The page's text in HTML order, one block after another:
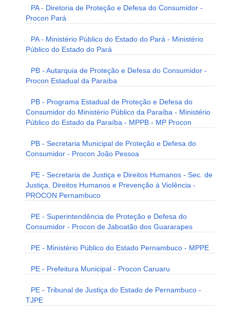
PA - Diretoria de Proteção e Defesa do Consumidor -
Procon Pará
PA - Ministério Público do Estado do Pará - Ministério
Público do Estado do Pará
PB - Autarquia de Proteção e Defesa do Consumidor -
Procon Estadual da Paraíba
PB - Programa Estadual de Proteção e Defesa do
Consumidor do Ministério Público da Paraíba - Ministério
Público do Estado da Paraíba - MPPB - MP Procon
PB - Secretaria Municipal de Proteção e Defesa do
Consumidor - Procon João Pessoa
PE - Secretaria de Justiça e Direitos Humanos - Sec. de
Justiça, Direitos Humanos e Prevenção à Violência -
PROCON Pernambuco
PE - Superintendência de Proteção e Defesa do
Consumidor - Procon de Jaboatão dos Guararapes
PE - Ministério Público do Estado Pernambuco - MPPE
PE - Prefeitura Municipal - Procon Caruaru
PE - Tribunal de Justiça do Estado de Pernambuco -
TJPE